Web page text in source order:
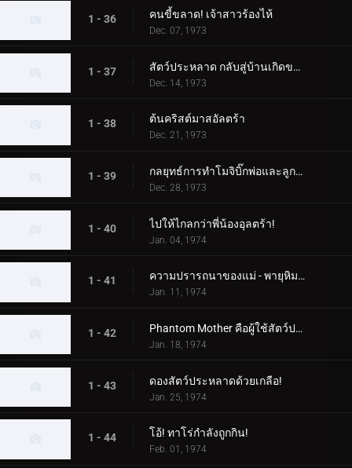
1 - 36 คนขี้ขลาด! เจ้าสาวร้องไห้
Dec. 07, 1973
1 - 37 สัตว์ประหลาด กลับสู่บ้านเกิดของคุณ!
Dec. 14, 1973
1 - 38 ต้นคริสต์มาสอัลตร้า
Dec. 21, 1973
1 - 39 กลยุทธ์การทำโมจิบิ๊กพ่อและลูกอุลตร้า
Dec. 28, 1973
1 - 40 ไปให้ไกลกว่าพี่น้องอุลตร้า!
Jan. 04, 1974
1 - 41 ความปรารถนาของแม่ - พายุหิมะเชอร์รี่กลางฤดูหนาว
Jan. 11, 1974
1 - 42 Phantom Mother คือผู้ใช้สัตว์ประหลาด!
Jan. 18, 1974
1 - 43 ดองสัตว์ประหลาดด้วยเกลือ!
Jan. 25, 1974
1 - 44 โอ้! ทาโร่กำลังถูกกิน!
Feb. 01, 1974